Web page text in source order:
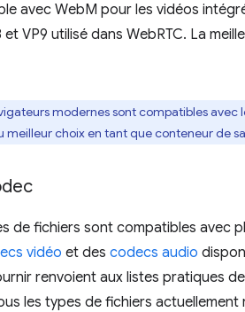
avec WebM pour les vidéos
VP9 utilisé dans WebRTC. La
modernes sont compatibles
choix en tant que conteneur de
de fichiers sont compatibles avec
vidéo et des codecs audio
renvoient aux listes pratiques
les types de fichiers